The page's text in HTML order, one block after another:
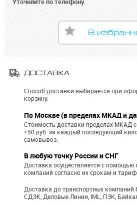
В
ДОСТАВКА
Способ доставки выбирается при
корзину.
По Москве (в пределах МКАД и
Стоимость доставки пределах МКАД
+50 руб. за каждый последующий
самовывоз.
В любую точку России и СНГ
Доставка осуществляется с помощью
компаний согласно их срокам и
Доставка до транспортных компаний
СДЭК, Деловые Линии, IML, ПЭК,